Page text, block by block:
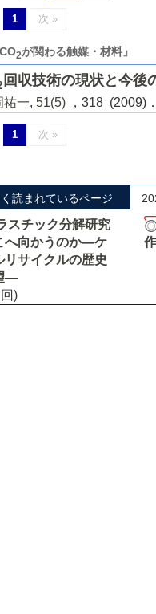
1 次 »
2が関わる触媒・材料」
回収技術の現状と今後
祐一, 51(5) ，318 (2009)．
1 次 »
く読まれているページ
スチック分解研究
へ向かうのか―ケ
リサイクルの歴史
―
)